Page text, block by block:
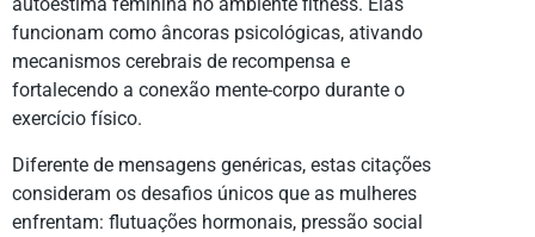
funcionam como âncoras psicológicas, ativando
mecanismos cerebrais de recompensa e
fortalecendo a conexão mente-corpo durante o
exercício físico.
Diferente de mensagens genéricas, estas citações
consideram os desafios únicos que as mulheres
enfrentam: flutuações hormonais, pressão social